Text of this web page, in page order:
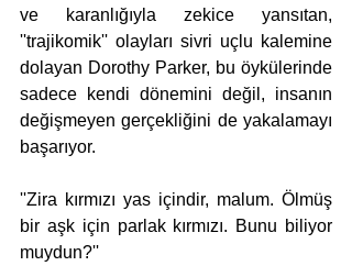
ve karanlığıyla zekice yansıtan,
''trajikomik'' olayları sivri uçlu kalemine
dolayan Dorothy Parker, bu öykülerinde
sadece kendi dönemini değil, insanın
değişmeyen gerçekliğini de yakalamayı
başarıyor.
''Zira kırmızı yas içindir, malum. Ölmüş
bir aşk için parlak kırmızı. Bunu biliyor
muydun?''